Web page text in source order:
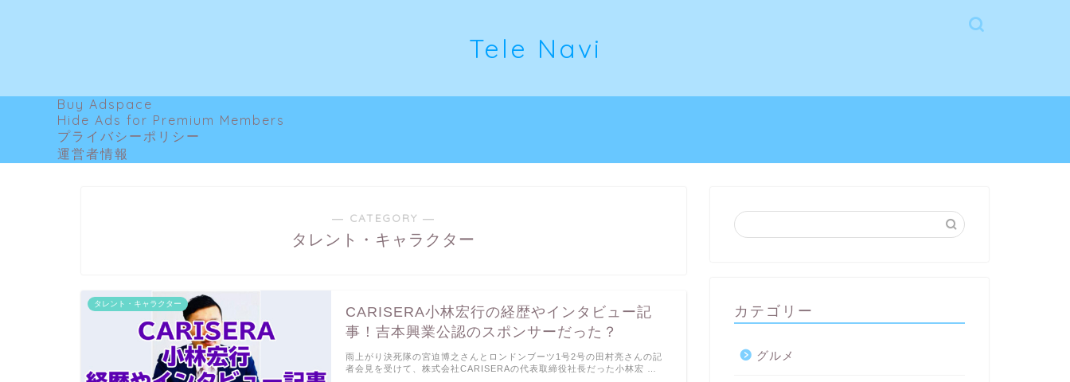
Tele Navi
Buy Adspace
Hide Ads for Premium Members
プライバシーポリシー
運営者情報
― CATEGORY ―
タレント・キャラクター
タレント・キャラクター
CARISERA小林宏行の経歴やインタビュー記
事！吉本興業公認のスポンサーだった？
雨上がり決死隊の宮迫博之さんとロンドンブーツ1号2号の田村亮さんの記
者会見を受けて、株式会社CARISERAの代表取締役社長だった小林宏 …
カテゴリー
グルメ